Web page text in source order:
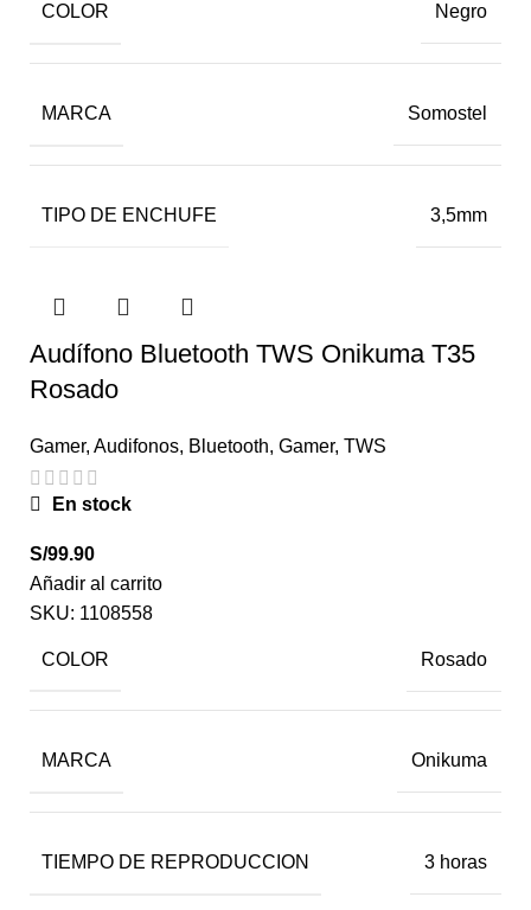
COLOR Negro
MARCA Somostel
TIPO DE ENCHUFE 3,5mm
Audífono Bluetooth TWS Onikuma T35
Rosado
Gamer, Audifonos, Bluetooth, Gamer, TWS
En stock
S/99.90
Añadir al carrito
SKU: 1108558
COLOR Rosado
MARCA Onikuma
TIEMPO DE REPRODUCCION 3 horas